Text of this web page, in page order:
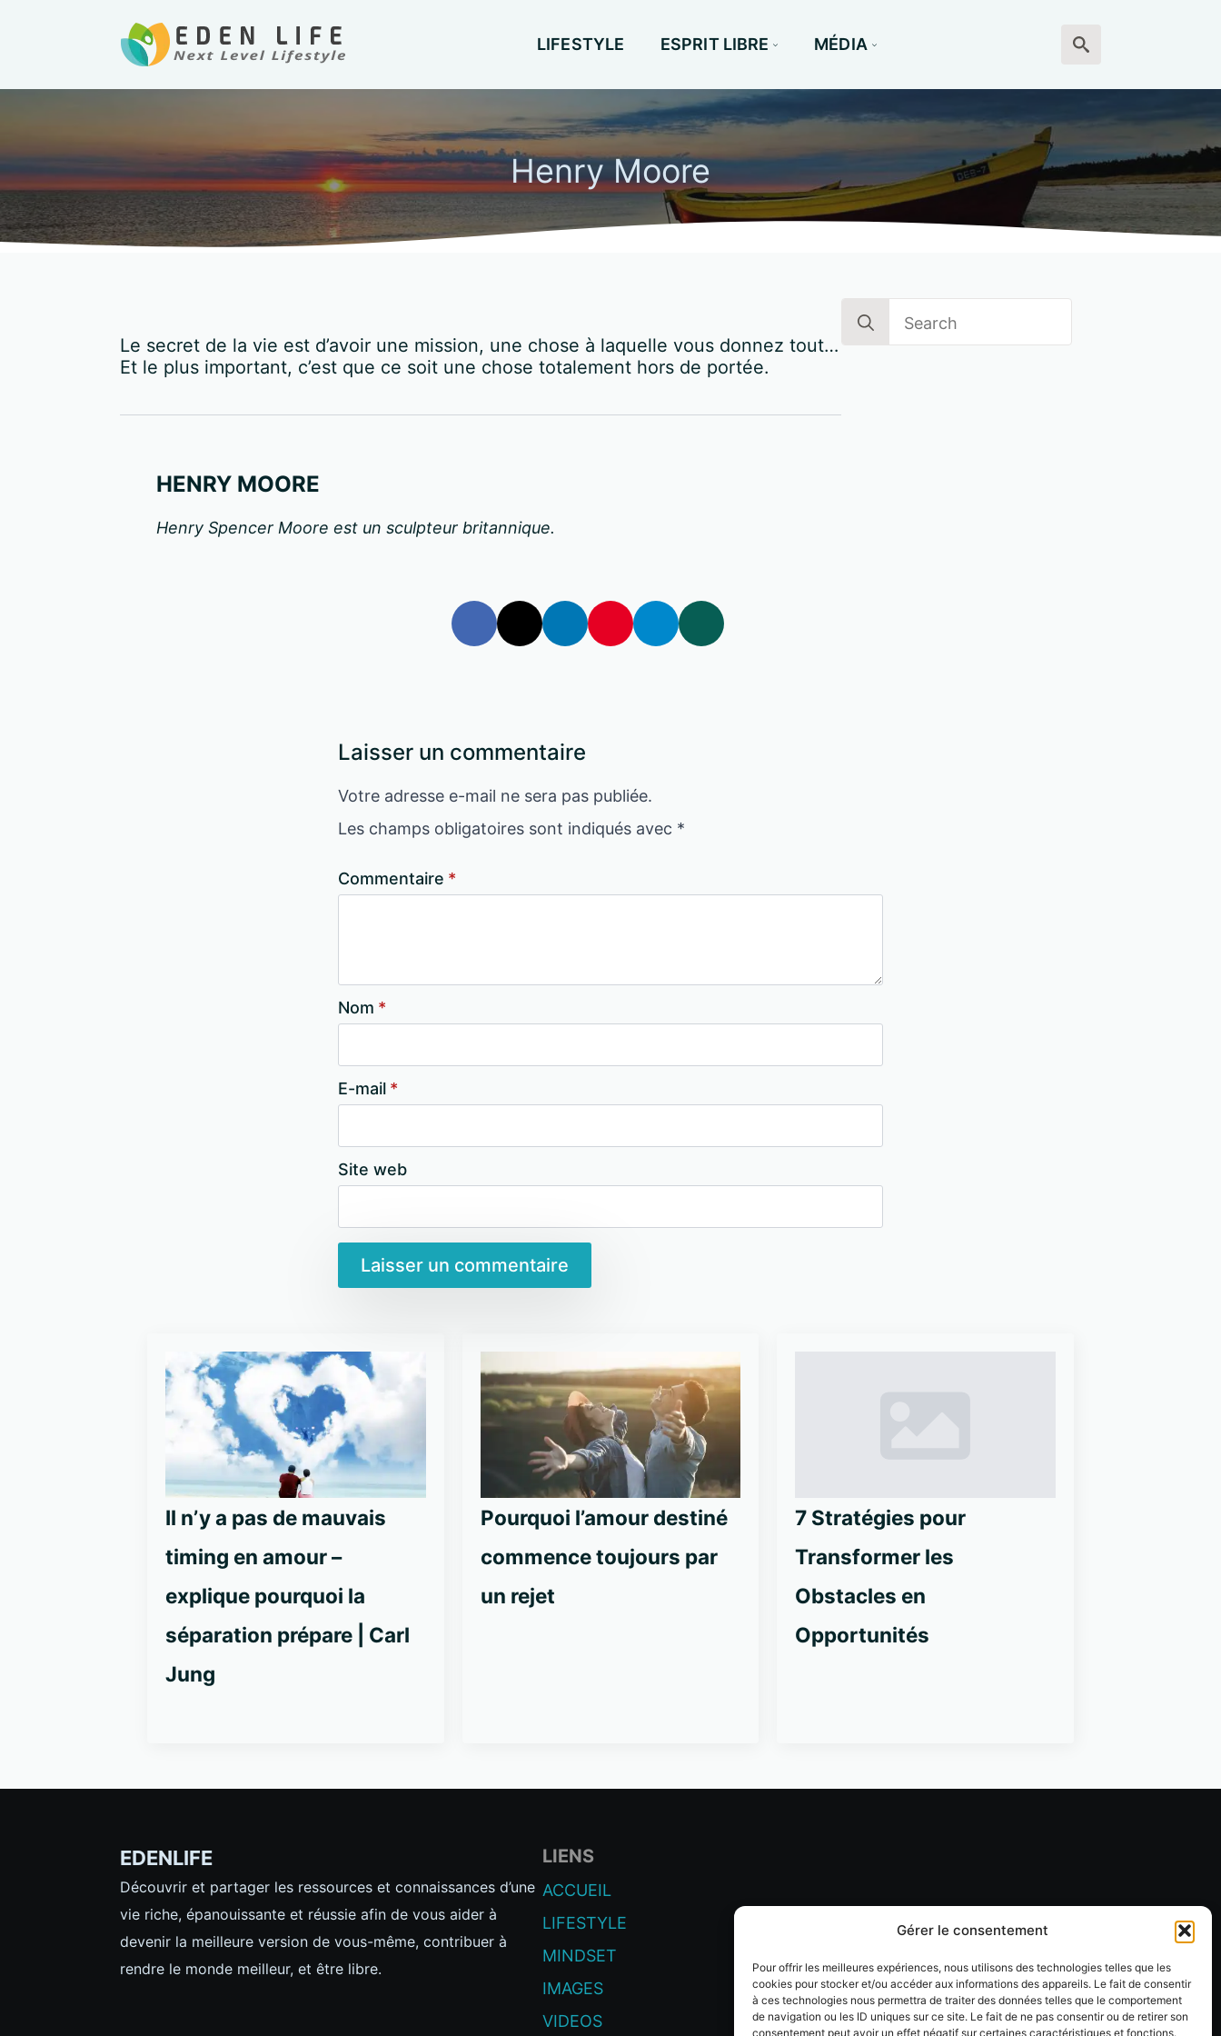
Gérer le consentement
Pour offrir les meilleures expériences, nous utilisons des technologies telles que les
cookies pour stocker et/ou accéder aux informations des appareils. Le fait de consentir
à ces technologies nous permettra de traiter des données telles que le comportement
de navigation ou les ID uniques sur ce site. Le fait de ne pas consentir ou de retirer son
consentement peut avoir un effet négatif sur certaines caractéristiques et fonctions.
LIFESTYLE ESPRIT LIBRE
MÉDIA
Henry Moore
Le secret de la vie est d’avoir une mission, une chose à laquelle vous donnez tout…
Et le plus important, c’est que ce soit une chose totalement hors de portée.
HENRY MOORE
Henry Spencer Moore est un sculpteur britannique.
for:
Laisser un commentaire
Votre adresse e-mail ne sera pas publiée.
Les champs obligatoires sont indiqués avec *
Commentaire *
Nom *
E-mail *
Site web
Il n’y a pas de mauvais
timing en amour –
explique pourquoi la
séparation prépare | Carl
Jung
Pourquoi l’amour destiné
commence toujours par
un rejet
7 Stratégies pour
Transformer les
Obstacles en
Opportunités
EDENLIFE
Découvrir et partager les ressources et connaissances d’une
vie riche, épanouissante et réussie afin de vous aider à
devenir la meilleure version de vous-même, contribuer à
rendre le monde meilleur, et être libre.
LIENS
ACCUEIL
LIFESTYLE
MINDSET
IMAGES
VIDEOS